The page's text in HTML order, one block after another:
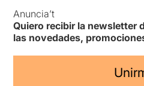
Anuncia’t
Quiero recibir la newsletter
las novedades,